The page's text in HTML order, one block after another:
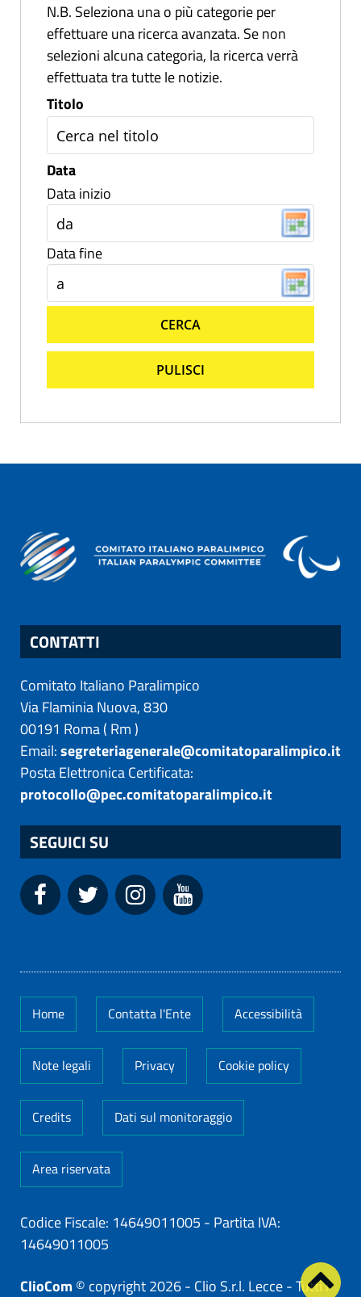
N.B. Seleziona una o più categorie per
effettuare una ricerca avanzata. Se non
selezioni alcuna categoria, la ricerca verrà
effettuata tra tutte le notizie.
Titolo
Data
Data inizio
Data fine
CERCA
PULISCI
CONTATTI
Comitato Italiano Paralimpico
Via Flaminia Nuova, 830
00191 Roma( Rm)
Email:segreteriagenerale@comitatoparalimpico.it
Posta Elettronica Certificata:
protocollo@pec.comitatoparalimpico.it
SEGUICI SU
Home Contatta l'Ente Accessibilità
Note legali Privacy Cookie policy
Credits Dati sul monitoraggio
Area riservata
Codice Fiscale: 14649011005 - Partita IVA:
14649011005
ClioCom © copyright 2026 - Clio S.r.l. Lecce - Tutti i